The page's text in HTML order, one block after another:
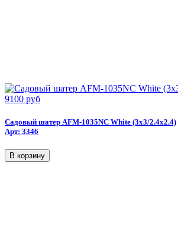
9100 руб
Садовый шатер AFM-1035NC White (3x3/2.4x2.4)
Арт: 3346